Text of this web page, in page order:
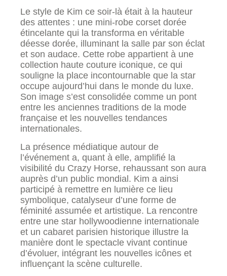
Le style de Kim ce soir-là était à la hauteur
des attentes : une mini-robe corset dorée
étincelante qui la transforma en véritable
déesse dorée, illuminant la salle par son éclat
et son audace. Cette robe appartient à une
collection haute couture iconique, ce qui
souligne la place incontournable que la star
occupe aujourd’hui dans le monde du luxe.
Son image s’est consolidée comme un pont
entre les anciennes traditions de la mode
française et les nouvelles tendances
internationales.
La présence médiatique autour de
l’événement a, quant à elle, amplifié la
visibilité du Crazy Horse, rehaussant son aura
auprès d’un public mondial. Kim a ainsi
participé à remettre en lumière ce lieu
symbolique, catalyseur d’une forme de
féminité assumée et artistique. La rencontre
entre une star hollywoodienne internationale
et un cabaret parisien historique illustre la
manière dont le spectacle vivant continue
d’évoluer, intégrant les nouvelles icônes et
influençant la scène culturelle.